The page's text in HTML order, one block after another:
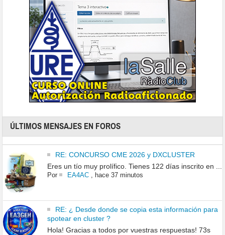
ÚLTIMOS MENSAJES EN FOROS
RE: CONCURSO CME 2026 y DXCLUSTER
Eres un tío muy prolífico. Tienes 122 días inscrito en ...
Por EA4AC, hace 37 minutos
RE: ¿ Desde donde se copia esta información para
spotear en cluster ?
Hola! Gracias a todos por vuestras respuestas! 73s